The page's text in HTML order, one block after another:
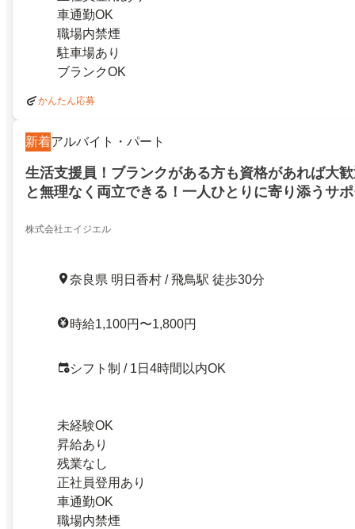
車通勤OK
職場内禁煙
駐車場あり
ブランクOK
かんたん応募
新着アルバイト・パート
生活支援員！ブランクがある方も資格があれば大
と無理なく両立できる！一人ひとりに寄り添うサ
株式会社エイジエル
奈良県 明日香村 / 飛鳥駅 徒歩30分
時給1,100円〜1,800円
シフト制 / 1日4時間以内OK
未経験OK
昇給あり
残業なし
正社員登用あり
車通勤OK
職場内禁煙